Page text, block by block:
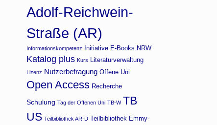
Adolf-Reichwein-
Straße (AR)
Informationskompetenz Initiative E-Books.NRW
Katalog plus Kurs Literaturverwaltung
Lizenz Nutzerbefragung Offene Uni
Open Access Recherche
Schulung Tag der Offenen Uni TB-W TB
US Teilbibliothek AR-D Teilbibliothek Emmy-